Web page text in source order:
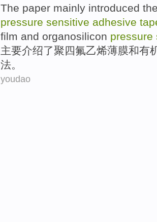
The paper mainly introduced
pressure sensitive adhesive
film and organosilicon pressure
主要介绍了聚四氟乙烯薄膜和有
法。
youdao